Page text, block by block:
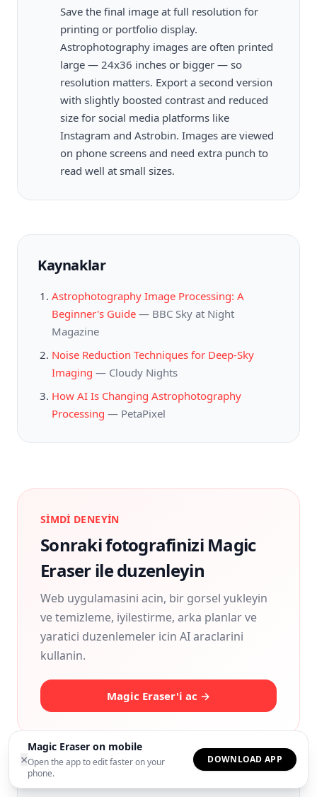
×
Magic Eraser on mobile
Open the app to edit faster on your
phone.
DOWNLOAD APP
Save the final image at full resolution for
printing or portfolio display.
Astrophotography images are often printed
large — 24x36 inches or bigger — so
resolution matters. Export a second version
with slightly boosted contrast and reduced
size for social media platforms like
Instagram and Astrobin. Images are viewed
on phone screens and need extra punch to
read well at small sizes.
Kaynaklar
Astrophotography Image Processing: A
Beginner's Guide — BBC Sky at Night
Magazine
Noise Reduction Techniques for Deep-Sky
Imaging — Cloudy Nights
How AI Is Changing Astrophotography
Processing — PetaPixel
SIMDI DENEYIN
Sonraki fotografinizi Magic
Eraser ile duzenleyin
Web uygulamasini acin, bir gorsel yukleyin
ve temizleme, iyilestirme, arka planlar ve
yaratici duzenlemeler icin AI araclarini
kullanin.
Magic Eraser'i ac →